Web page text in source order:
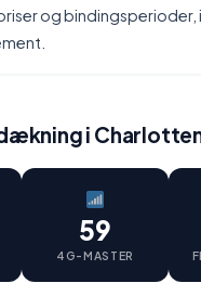
og bindingsperioder,
i
59
4G-MASTER